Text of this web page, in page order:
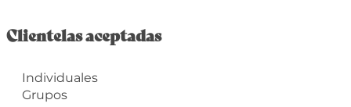
Clientelas aceptadas
Individuales
Grupos